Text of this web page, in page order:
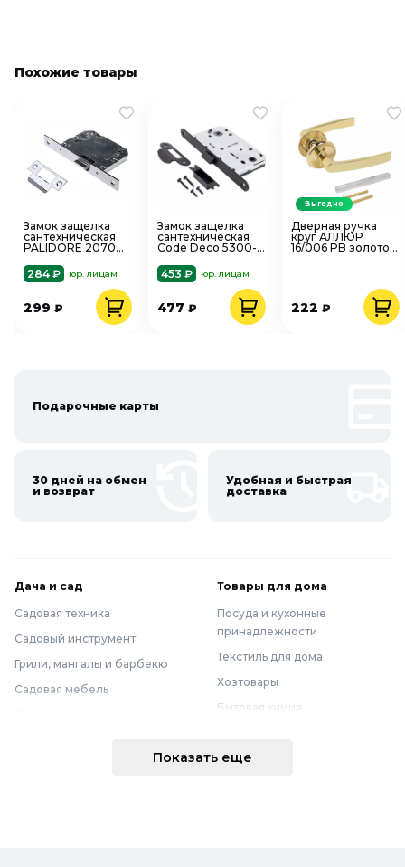
Похожие товары
Замок защелка
сантехническая
PALIDORE 2070
284 ₽
юр. лицам
299 ₽
Замок защелка
сантехническая
Code Deco 5300-
(пластиковый
язычок)
453 ₽ юр. лицам
477 ₽
Дверная ручка
круг АЛЛЮР
16/006 PB золото
222 ₽
Выгодно
Подарочные карты
30 дней на обмен
и возврат
Удобная и быстрая
доставка
Дача и сад
Садовая техника
Садовый инструмент
Грили, мангалы и барбекю
Садовая мебель
Товары для дома
Посуда и кухонные
принадлежности
Текстиль для дома
Хозтовары
Бытовая химия
Мебель
Показать еще